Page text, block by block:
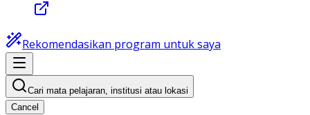
Rekomendasikan program untuk saya
Cari mata pelajaran, institusi atau lokasi
Cancel